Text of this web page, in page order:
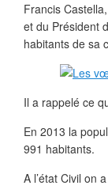
Francis
et du Président
habitants de sa
Il a rappelé ce
En 2013 la
991 habitants.
A l’état Civil on